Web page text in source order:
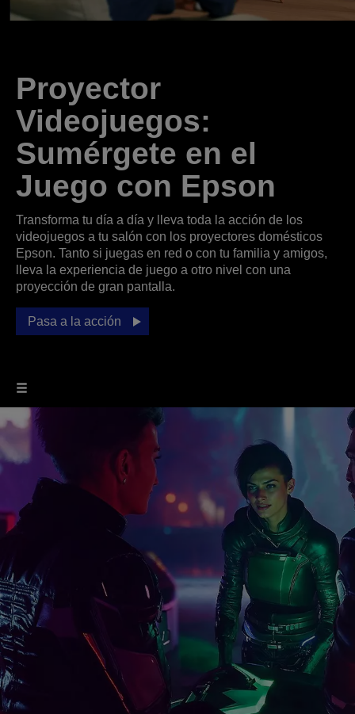
Proyector
Videojuegos:
Sumérgete en el
Juego con Epson
Transforma tu día a día y lleva toda la acción de los
videojuegos a tu salón con los proyectores domésticos
Epson. Tanto si juegas en red o con tu familia y amigos,
lleva la experiencia de juego a otro nivel con una
proyección de gran pantalla.
Pasa a la acción